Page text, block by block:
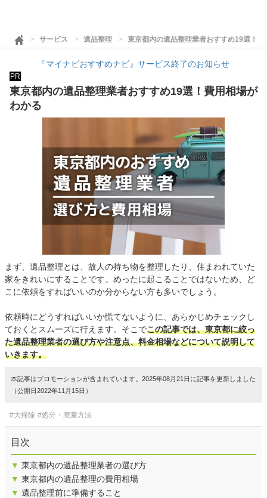
サービス 遺品整理 東京都内の遺品整理業者おすすめ19選！費
『マイナビおすすめナビ』サービス終了のお知らせ
PR
東京都内の遺品整理業者おすすめ19選！費用相場が
わかる
まず、遺品整理とは、故人の持ち物を整理したり、住まわれていた
家をきれいにすることです。めったに起こることではないため、ど
こに依頼をすればいいのか分からない方も多いでしょう。
依頼時にどうすればいいか慌てないように、あらかじめチェックし
ておくとスムーズに行えます。そこでこの記事では、東京都に絞っ
た遺品整理業者の選び方や注意点、料金相場などについて説明して
いきます。
本記事はプロモーションが含まれています。2025年08月21日に記事を更新しました
（公開日2022年11月15日）
#大掃除 #処分・廃棄方法
目次
▼ 東京都内の遺品整理業者の選び方
▼ 東京都内の遺品整理の費用相場
▼ 遺品整理前に準備すること